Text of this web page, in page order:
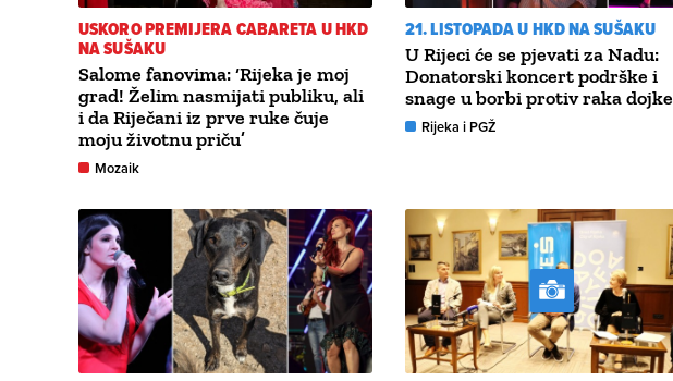
USKORO PREMIJERA CABARETA U HKD
NA SUŠAKU
Salome fanovima: ‘Rijeka je moj
grad! Želim nasmijati publiku, ali
i da Riječani iz prve ruke čuje
moju životnu priču’
Mozaik
21. LISTOPADA U HKD NA SUŠAKU
U Rijeci će se pjevati za Nadu:
Donatorski koncert podrške i
snage u borbi protiv raka dojke
Rijeka i PGŽ